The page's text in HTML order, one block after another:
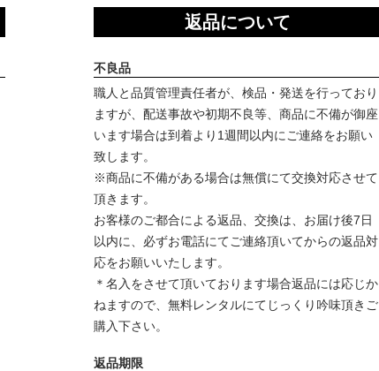
返品について
不良品
職人と品質管理責任者が、検品・発送を行っており
ますが、配送事故や初期不良等、商品に不備が御座
います場合は到着より1週間以内にご連絡をお願い
致します。
※商品に不備がある場合は無償にて交換対応させて
頂きます。
お客様のご都合による返品、交換は、お届け後7日
以内に、必ずお電話にてご連絡頂いてからの返品対
応をお願いいたします。
＊名入をさせて頂いております場合返品には応じか
ねますので、無料レンタルにてじっくり吟味頂きご
購入下さい。
返品期限